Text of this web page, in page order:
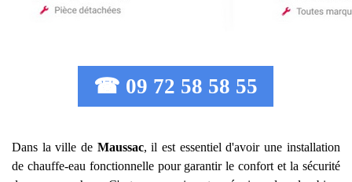
☎ 09 72 58 58 55
Dans la ville de Maussac, il est essentiel d'avoir une installation
de chauffe-eau fonctionnelle pour garantir le confort et la sécurité